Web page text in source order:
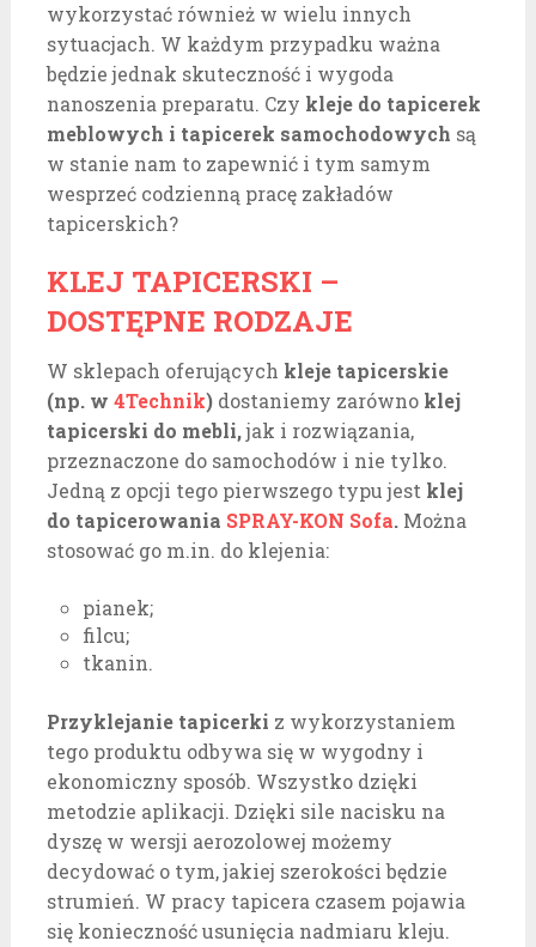
wykorzystać również w wielu innych
sytuacjach. W każdym przypadku ważna
będzie jednak skuteczność i wygoda
nanoszenia preparatu. Czy kleje do tapicerek
meblowych i tapicerek samochodowych są
w stanie nam to zapewnić i tym samym
wesprzeć codzienną pracę zakładów
tapicerskich?
KLEJ TAPICERSKI –
DOSTĘPNE RODZAJE
W sklepach oferujących kleje tapicerskie
(np. w 4Technik)dostaniemy zarówno klej
tapicerski do mebli,jak i rozwiązania,
przeznaczone do samochodów i nie tylko.
Jedną z opcji tego pierwszego typu jest klej
do tapicerowania SPRAY-KON Sofa.Można
stosować go m.in. do klejenia:
pianek;
filcu;
tkanin.
Przyklejanie tapicerki z wykorzystaniem
tego produktu odbywa się w wygodny i
ekonomiczny sposób. Wszystko dzięki
metodzie aplikacji. Dzięki sile nacisku na
dyszę w wersji aerozolowej możemy
decydować o tym, jakiej szerokości będzie
strumień. W pracy tapicera czasem pojawia
się konieczność usunięcia nadmiaru kleju.